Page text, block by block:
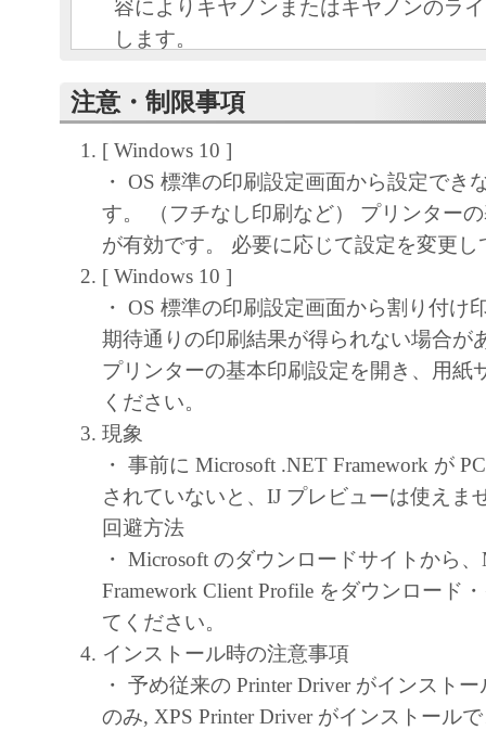
容によりキヤノンまたはキヤノンのラ
します。
といいます。）に対し、本ソフトウェ
独占的権利を許諾します。
ユーザーは、本ソフトウェアの全部ま
改変、リバース・エンジニアリング、
は逆アセンブル等することはできませ
キヤノン、キヤノンマーケティングジ
よびキヤノンのライセンサーは、本ソ
ザーの特定の目的のために適当である
用であること、または本ソフトウェア
と、その他本ソフトウェアに関してい
しません。
キヤノン、キヤノンマーケティングジ
よびキヤノンのライセンサーは、本ソ
に付随または関連して生ずる直接的ま
失、損害等について、いかなる場合に
任を負いません。
ユーザーは、日本国政府または該当国
許可等を得ることなしに、本ソフトウ
一部を、直接または間接に輸出しては
注意・制限事項
[ Windows 10 ]
・ OS 標準の印刷設定画面から設定でき
す。 （フチなし印刷など） プリンター
が有効です。 必要に応じて設定を変更し
[ Windows 10 ]
・ OS 標準の印刷設定画面から割り付け
期待通りの印刷結果が得られない場合が
プリンターの基本印刷設定を開き、用紙
ください。
現象
・ 事前に Microsoft .NET Framework が
されていないと、IJ プレビューは使えま
回避方法
・ Microsoft のダウンロードサイトから
Framework Client Profile をダウンロード
てください。
インストール時の注意事項
・ 予め従来の Printer Driver がインスト
のみ, XPS Printer Driver がインストール